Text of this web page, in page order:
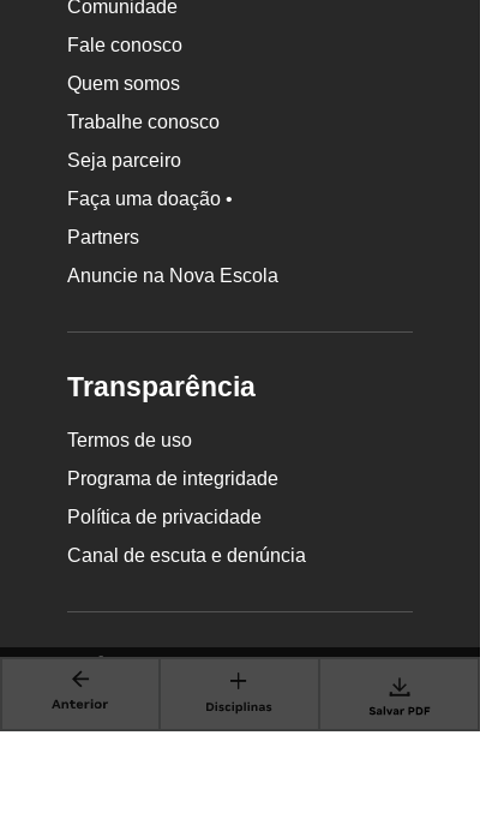
Comunidade
Fale conosco
Quem somos
Trabalhe conosco
Seja parceiro
Faça uma doação •
Partners
Anuncie na Nova Escola
Transparência
Termos de uso
Programa de integridade
Política de privacidade
Canal de escuta e denúncia
Newsletter